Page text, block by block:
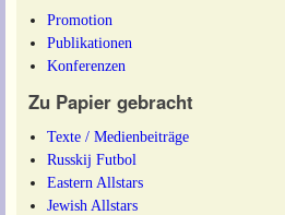
Promotion
Publikationen
Konferenzen
Zu Papier gebracht
Texte / Medienbeiträge
Russkij Futbol
Eastern Allstars
Jewish Allstars